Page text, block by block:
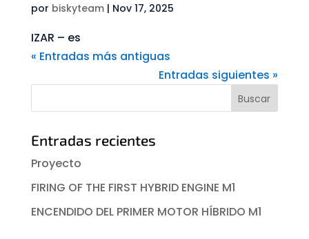
por biskyteam| Nov 17, 2025
IZAR – es
« Entradas más antiguas
Entradas siguientes »
Entradas recientes
Proyecto
FIRING OF THE FIRST HYBRID ENGINE M1
ENCENDIDO DEL PRIMER MOTOR HÍBRIDO M1